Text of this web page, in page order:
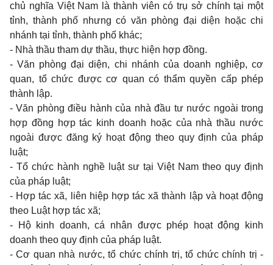
chủ nghĩa Việt Nam là thành viên có trụ sở chính tại một
tỉnh, thành phố nhưng có văn phòng đại diện hoặc chi
nhánh tại tỉnh, thành phố khác;
- Nhà thầu tham dự thầu, thực hiện hợp đồng.
-Văn phòng đại diện, chi nhánh của doanh nghiệp, cơ
quan, tổ chức được cơ quan có thẩm quyền cấp phép
thành lập.
-Văn phòng điều hành của nhà đầu tư nước ngoàitrong
hợp đồng hợp tác kinh doanh hoặc của nhà thầu nước
ngoài được đăng ký hoạt động theo quyđịnh của pháp
luật;
- Tổ chức hành nghề luật sư tại Việt Nam theo quy định
của pháp luật;
- Hợp tác xã, liên hiệp hợp tác xã thành lập và hoạt động
theo Luật hợp tác xã;
-
Hộ kinh doanh,cá nhân được phép hoạt động
kinh
doanh theo quy định của pháp luật.
-Cơ quan nhà nước, tổ chức chính trị, tổ chức chính trị-